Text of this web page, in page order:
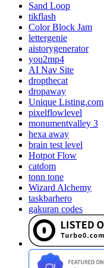
Sand Loop
tikflash
Color Block Jam
lettergenie
aistorygenerator
you2mp4
AI Nav Site
dropthecat
dropaway
Unique Listing.com
pixelflowlevel
monumentvalley 3
hexa away
brain test level
Hotpot Flow
catdom
tonn tone
Wizard Alchemy
taskbarhero
gakuran codes